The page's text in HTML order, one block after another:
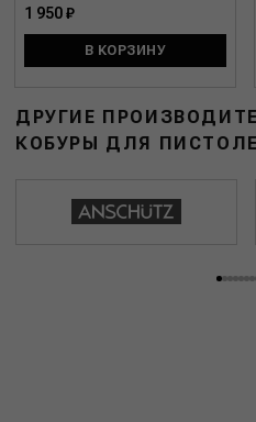
1 950 ₽
В КОРЗИНУ
ДРУГИЕ
КОБУРЫ ДЛЯ